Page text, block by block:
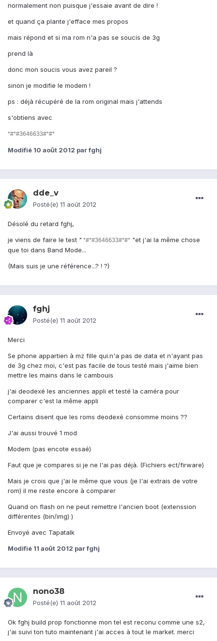
normalement non puisque j'essaie avant de dire !
et quand ça plante j'efface mes propos
mais répond et si ma rom n'a pas se soucis de 3g
prend là
donc mon soucis vous avez pareil ?
sinon je modifie le modem !
ps : déjà récupéré de la rom original mais j'attends
s'obtiens avec
*#*#3646633#*#*
Modifié 10 août 2012 par fghj
dde_v
Posté(e) 11 août 2012
Désolé du retard fghj,
je viens de faire le test " *#*#3646633#*#* "et j'ai la même chose
que toi dans Band Mode...
(Mais suis je une référence...? ! ?)
fghj
Posté(e) 11 août 2012
Merci
Se phone appartien à mz fille qui.n'a pas de data et n'ayant pas
de 3g chez moi, c'est pas facile de tous testé mais j'aime bien
mettre les mains dans le cambouis
j'ai deodexé les anciennes appli et testé la caméra pour
comparer c'est la même appli
Certains disent que les roms deodexé consomme moins ??
J'ai aussi trouvé 1 mod
Modem (pas encote essaé)
Faut que je compares si je ne l'ai pas déjà. (Fichiers ect/firware)
Mais je crois que j'ai le même que vous (je l'ai extrais de votre
rom) il me reste encore à comparer
Quand on flash on ne peut remettre l'ancien boot (extenssion
différentes (bin/img) )
Envoyé avec Tapatalk
Modifié 11 août 2012 par fghj
nono38
Posté(e) 11 août 2012
Ok fghj build prop fonctionne mon tel est reconu comme une s2,
j'ai suivi ton tuto maintenant j'ai acces à tout le market. merci